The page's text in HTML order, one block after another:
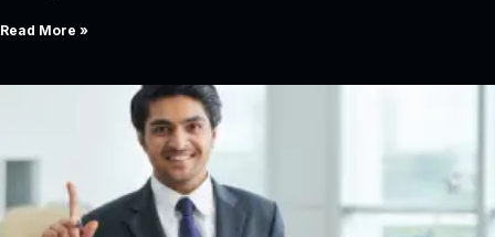
Read More »